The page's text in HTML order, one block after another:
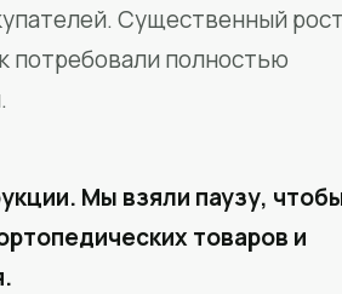
Существенный рост
потребовали полностью
Мы взяли паузу,
товаров и